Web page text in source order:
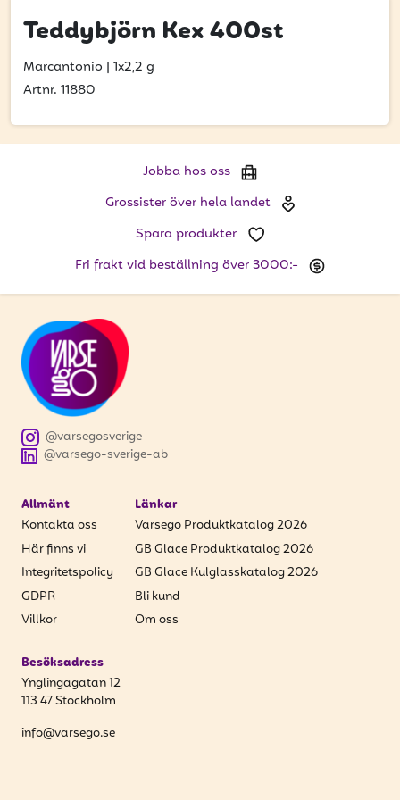
Hitta din grossist
Hållbarhet
Jobba hos oss
Glassutbildningar
Logga in
Vill du få erbjudanden och vara den första att
få uppdateringar kring kampanjer?
Ange din e-postadress nedan för att ta del av våra nyheter
och erbjudanden.
E-postadress
PRENUMERERA
Teddybjörn Kex 400st
Marcantonio | 1x2,2 g
Artnr. 11880
Jobba hos oss
Grossister över hela landet
Spara produkter
Fri frakt vid beställning över 3000:-
@varsego-sverige-ab
@varsegosverige
Allmänt
Kontakta oss
Här finns vi
Integritetspolicy
GDPR
Villkor
Länkar
Varsego Produktkatalog 2026
GB Glace Produktkatalog 2026
GB Glace Kulglasskatalog 2026
Bli kund
Om oss
Besöksadress
Ynglingagatan 12
113 47 Stockholm
info@varsego.se